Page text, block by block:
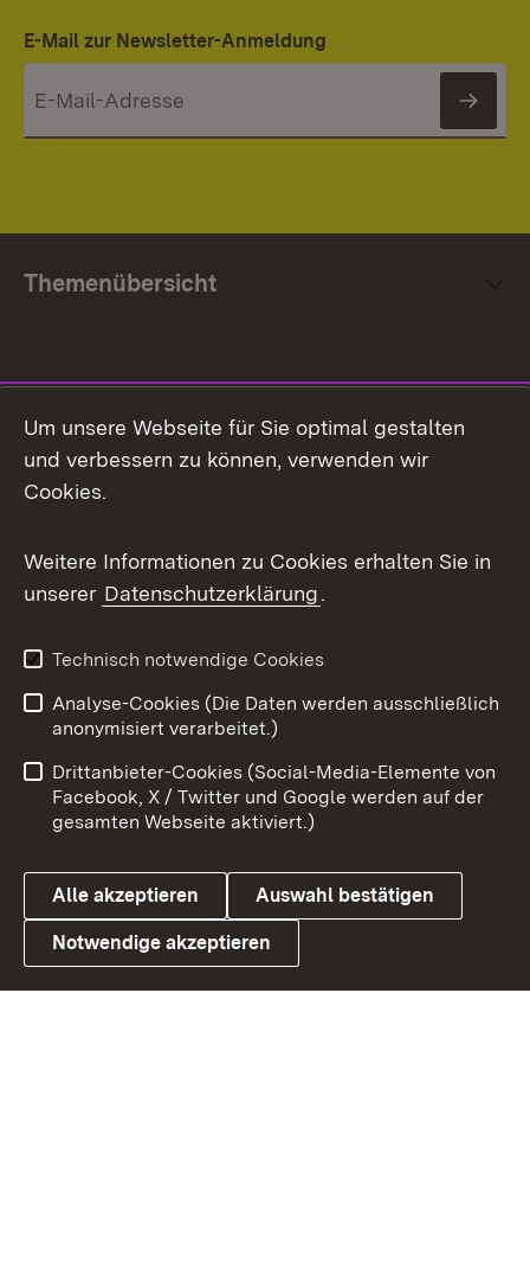
E-Mail zur Newsletter-Anmeldung
Themenübersicht
Facebook
X / Twitter
Youtube
Link zum Landesportal
Impressum
Kontakt
Barrierefreiheit
Datenschutz
Cookies
Um unsere Webseite für Sie optimal gestalten
und verbessern zu können, verwenden wir
Cookies.
Weitere Informationen zu Cookies erhalten Sie in
unserer Datenschutzerklärung.
Technisch notwendige Cookies
Analyse-Cookies (Die Daten werden ausschließlich
anonymisiert verarbeitet.)
Drittanbieter-Cookies (Social-Media-Elemente von
Facebook, X / Twitter und Google werden auf der
gesamten Webseite aktiviert.)
Alle akzeptieren Auswahl bestätigen
Notwendige akzeptieren